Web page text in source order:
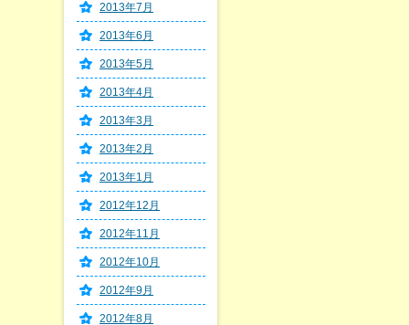
2013年7月
2013年6月
2013年5月
2013年4月
2013年3月
2013年2月
2013年1月
2012年12月
2012年11月
2012年10月
2012年9月
2012年8月